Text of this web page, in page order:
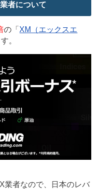
者について
の「 XM（エックスエ
。
業者なので、日本のレバ